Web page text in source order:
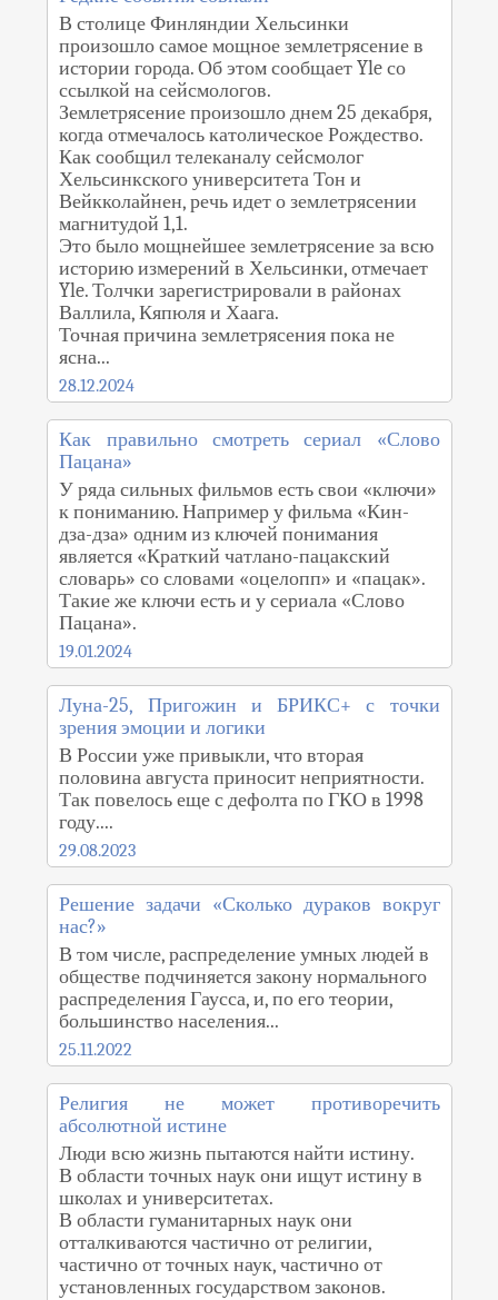
В столице Финляндии Хельсинки
произошло самое мощное землетрясение в
истории города. Об этом сообщает Yle со
ссылкой на сейсмологов.
Землетрясение произошло днем 25 декабря,
когда отмечалось католическое Рождество.
Как сообщил телеканалу сейсмолог
Хельсинкского университета Тон и
Вейкколайнен, речь идет о землетрясении
магнитудой 1,1.
Это было мощнейшее землетрясение за всю
историю измерений в Хельсинки, отмечает
Yle. Толчки зарегистрировали в районах
Валлила, Кяпюля и Хаага.
Точная причина землетрясения пока не
ясна...
28.12.2024
Как правильно смотреть сериал «Слово
Пацана»
У ряда сильных фильмов есть свои «ключи»
к пониманию. Например у фильма «Кин-
дза-дза» одним из ключей понимания
является «Краткий чатлано-пацакский
словарь» со словами «оцелопп» и «пацак».
Такие же ключи есть и у сериала «Слово
Пацана».
19.01.2024
Луна-25, Пригожин и БРИКС+ с точки
зрения эмоции и логики
В России уже привыкли, что вторая
половина августа приносит неприятности.
Так повелось еще с дефолта по ГКО в 1998
году....
29.08.2023
Решение задачи «Сколько дураков вокруг
нас?»
В том числе, распределение умных людей в
обществе подчиняется закону нормального
распределения Гаусса, и, по его теории,
большинство населения...
25.11.2022
Религия не может противоречить
абсолютной истине
Люди всю жизнь пытаются найти истину.
В области точных наук они ищут истину в
школах и университетах.
В области гуманитарных наук они
отталкиваются частично от религии,
частично от точных наук, частично от
установленных государством законов.